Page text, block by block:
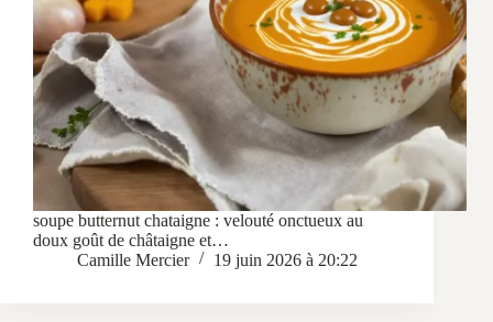
soupe butternut chataigne : velouté onctueux au
doux goût de châtaigne et…
Camille Mercier
19 juin 2026 à 20:22